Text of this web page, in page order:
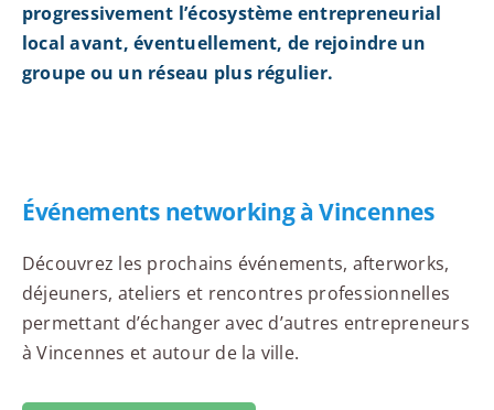
progressivement l’écosystème entrepreneurial
local avant, éventuellement, de rejoindre un
groupe ou un réseau plus régulier.
Événements networking à Vincennes
Découvrez les prochains événements, afterworks,
déjeuners, ateliers et rencontres professionnelles
permettant d’échanger avec d’autres entrepreneurs
à Vincennes et autour de la ville.